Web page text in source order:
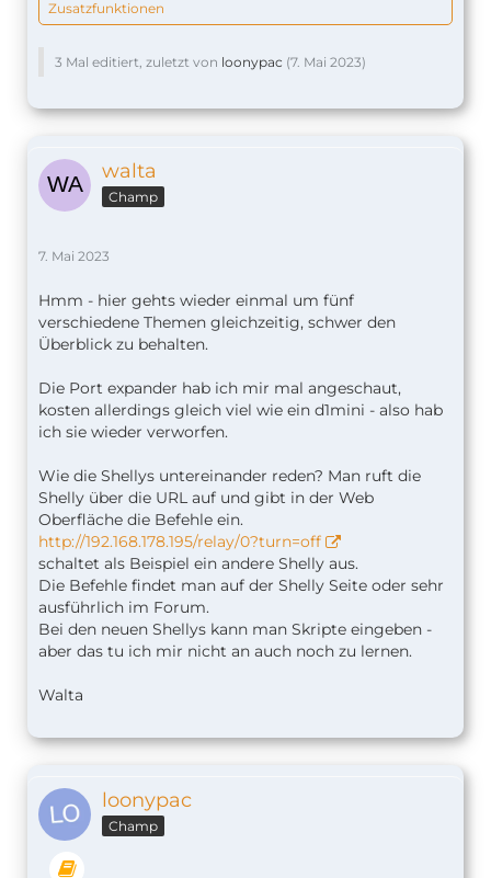
Zusatzfunktionen
3 Mal editiert, zuletzt von loonypac (7. Mai 2023)
walta
Champ
7. Mai 2023
Hmm - hier gehts wieder einmal um fünf
verschiedene Themen gleichzeitig, schwer den
Überblick zu behalten.
Die Port expander hab ich mir mal angeschaut,
kosten allerdings gleich viel wie ein d1mini - also hab
ich sie wieder verworfen.
Wie die Shellys untereinander reden? Man ruft die
Shelly über die URL auf und gibt in der Web
Oberfläche die Befehle ein.
http://192.168.178.195/relay/0?turn=off
schaltet als Beispiel ein andere Shelly aus.
Die Befehle findet man auf der Shelly Seite oder sehr
ausführlich im Forum.
Bei den neuen Shellys kann man Skripte eingeben -
aber das tu ich mir nicht an auch noch zu lernen.
Walta
loonypac
Champ